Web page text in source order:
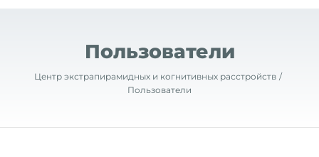
Пользователи
Центр экстрапирамидных и когнитивных расстройств
Пользователи